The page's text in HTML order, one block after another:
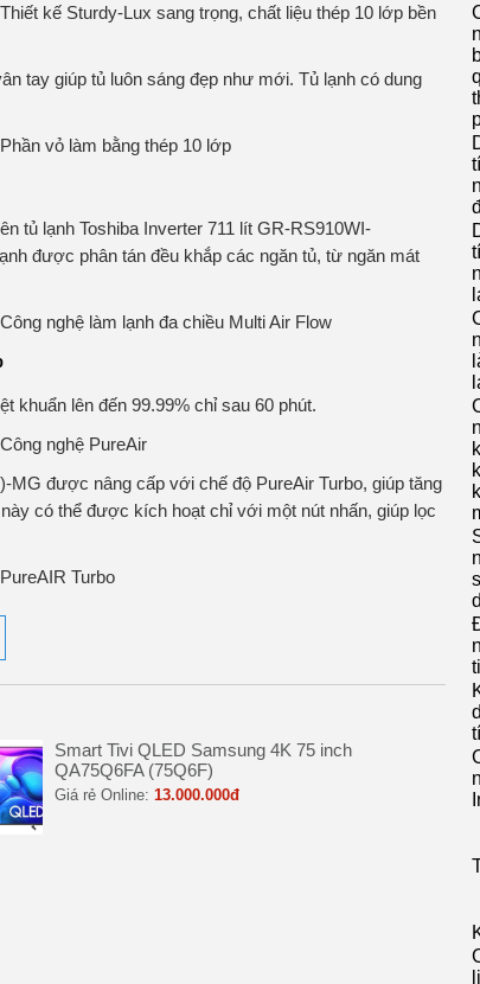
tay giúp tủ luôn sáng đẹp như mới. Tủ lạnh có dung
tủ lạnh Toshiba Inverter 711 lít GR-RS910WI-
được phân tán đều khắp các ngăn tủ, từ ngăn mát
khuẩn lên đến 99.99% chỉ sau 60 phút.
MG được nâng cấp với chế độ PureAir Turbo, giúp tăng
có thể được kích hoạt chỉ với một nút nhấn, giúp lọc
MG mang đến khả năng lưu trữ đa dạng thực phẩm
với từng loại thực phẩm, từ các món ăn tươi sống đến
Inverter tự động điều chỉnh tốc độ làm mát qua 4 mức
thấp. Điều này không chỉ giữ cho thực phẩm tươi ngon
dõi tình trạng tủ lạnh mọi lúc, mọi nơi. Ứng dụng
Smart Tivi QLED Samsung 4K 75 inch
QA75Q6FA (75Q6F)
Giá rẻ Online: 13.000.000đ